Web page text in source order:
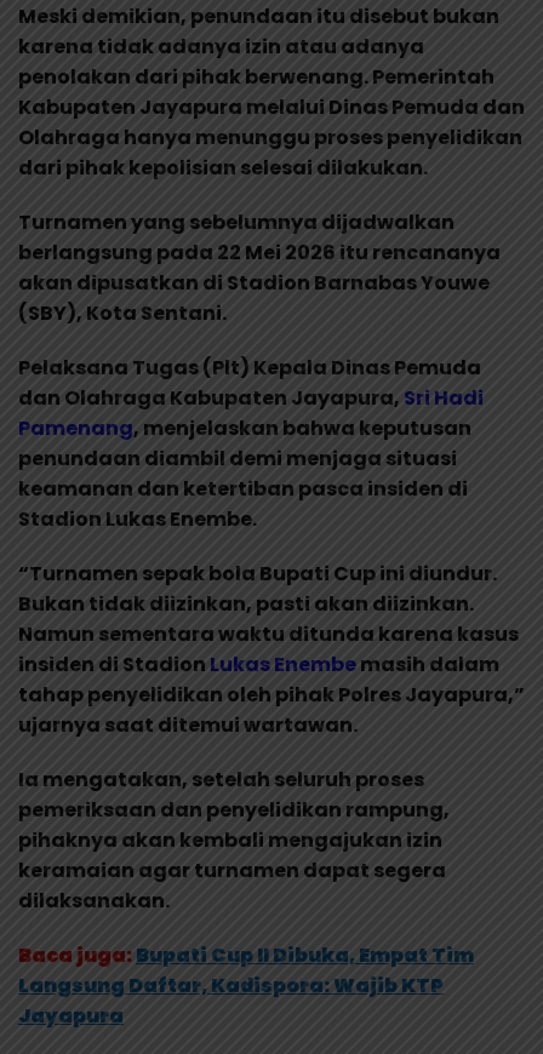
Meski demikian, penundaan itu disebut bukan
karena tidak adanya izin atau adanya
penolakan dari pihak berwenang. Pemerintah
Kabupaten Jayapura melalui Dinas Pemuda dan
Olahraga hanya menunggu proses penyelidikan
dari pihak kepolisian selesai dilakukan.
Turnamen yang sebelumnya dijadwalkan
berlangsung pada 22 Mei 2026 itu rencananya
akan dipusatkan di Stadion Barnabas Youwe
(SBY), Kota Sentani.
Pelaksana Tugas (Plt) Kepala Dinas Pemuda
dan Olahraga Kabupaten Jayapura, Sri Hadi
Pamenang, menjelaskan bahwa keputusan
penundaan diambil demi menjaga situasi
keamanan dan ketertiban pasca insiden di
Stadion Lukas Enembe.
“Turnamen sepak bola Bupati Cup ini diundur.
Bukan tidak diizinkan, pasti akan diizinkan.
Namun sementara waktu ditunda karena kasus
insiden di Stadion Lukas Enembemasih dalam
tahap penyelidikan oleh pihak Polres Jayapura,”
ujarnya saat ditemui wartawan.
Ia mengatakan, setelah seluruh proses
pemeriksaan dan penyelidikan rampung,
pihaknya akan kembali mengajukan izin
keramaian agar turnamen dapat segera
dilaksanakan.
Baca juga:Bupati Cup II Dibuka, Empat Tim
Langsung Daftar, Kadispora: Wajib KTP
Jayapura